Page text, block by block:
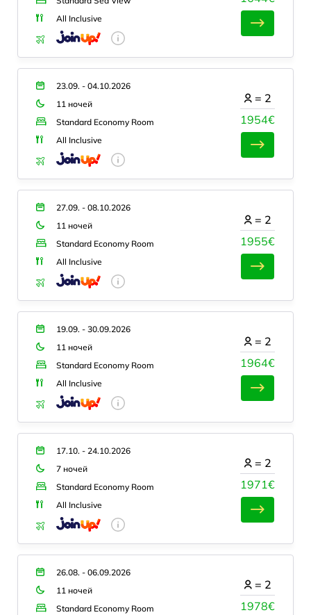
All Inclusive
23.09. - 04.10.2026
11 ночей
Standard Economy Room
All Inclusive
1954€
= 2
27.09. - 08.10.2026
11 ночей
Standard Economy Room
All Inclusive
1955€
= 2
19.09. - 30.09.2026
11 ночей
Standard Economy Room
All Inclusive
1964€
= 2
17.10. - 24.10.2026
7 ночей
Standard Economy Room
All Inclusive
1971€
= 2
26.08. - 06.09.2026
11 ночей
Standard Economy Room
1978€
= 2